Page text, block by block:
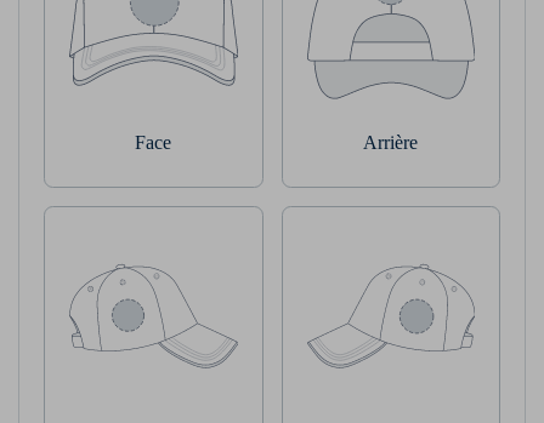
Face Arrière